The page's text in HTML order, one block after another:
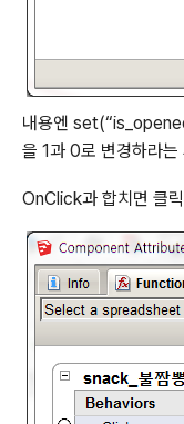
내용엔
을 1과 0로 변경하라는
OnClick과 합치면 클